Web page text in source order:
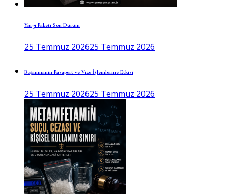
Yargı Paketi Son Durum
25 Temmuz 202625 Temmuz 2026
Boşanmanın Pasaport ve Vize İşlemlerine Etkisi
25 Temmuz 202625 Temmuz 2026